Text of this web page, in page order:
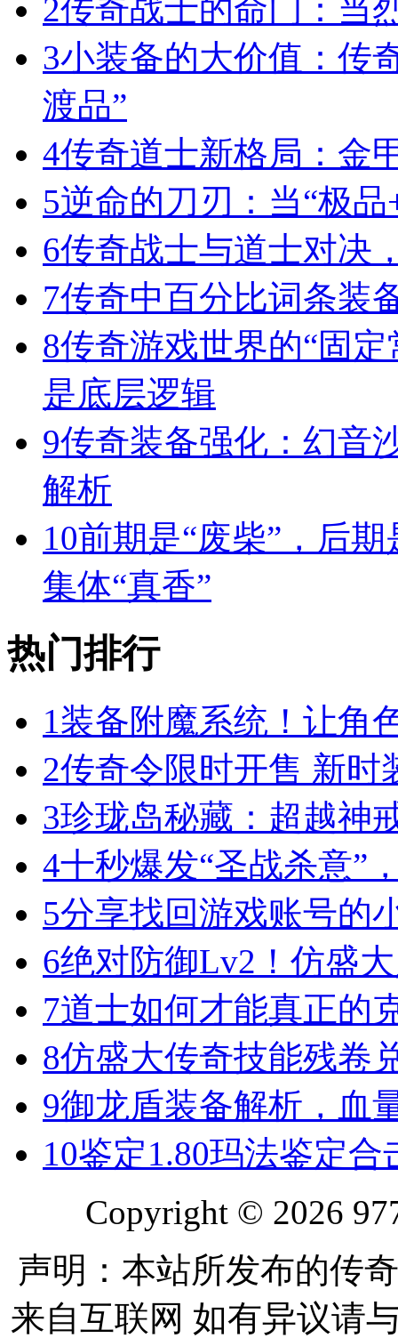
2传奇战士的命门：当
3小装备的大价值：传
渡品”
4传奇道士新格局：金
5逆命的刀刃：当“极
6传奇战士与道士对决
7传奇中百分比词条装
8传奇游戏世界的“固
是底层逻辑
9传奇装备强化：幻音
解析
10前期是“废柴”，后
集体“真香”
热门排行
1 装备附魔系统！让角
2传奇令限时开售 新时
3珍珑岛秘藏：超越神
4十秒爆发“圣战杀意”
5分享找回游戏账号的
6绝对防御Lv2！仿盛
7道士如何才能真正的
8仿盛大传奇技能残卷
9御龙盾装备解析，血
10鉴定1.80玛法鉴定
Copyright © 2026
声明：本站所发布的传
来自互联网 如有异议请